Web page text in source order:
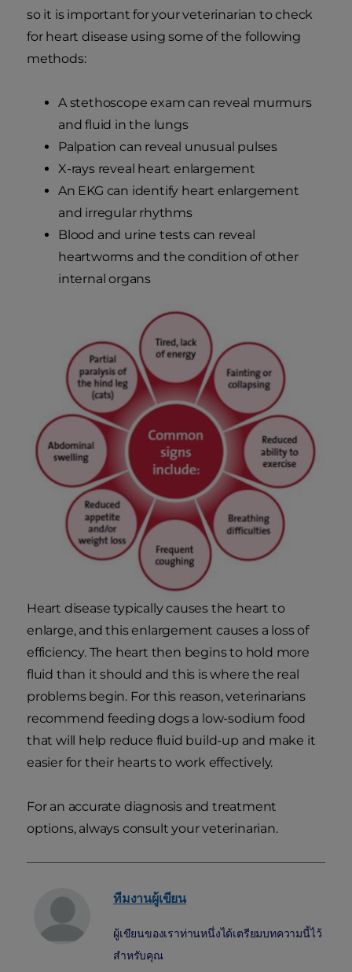
so it is important for your veterinarian to check
for heart disease using some of the following
methods:
A stethoscope exam can reveal murmurs
and fluid in the lungs
Palpation can reveal unusual pulses
X-rays reveal heart enlargement
An EKG can identify heart enlargement
and irregular rhythms
Blood and urine tests can reveal
heartworms and the condition of other
internal organs
Heart disease typically causes the heart to
enlarge, and this enlargement causes a loss of
efficiency. The heart then begins to hold more
fluid than it should and this is where the real
problems begin. For this reason, veterinarians
recommend feeding dogs a low-sodium food
that will help reduce fluid build-up and make it
easier for their hearts to work effectively.
For an accurate diagnosis and treatment
options, always consult your veterinarian.
ทีมงานผู้เขียน
ผู้เขียนของเราท่านหนึ่งได้เตรียมบทความนี้ไว้
สำหรับคุณ